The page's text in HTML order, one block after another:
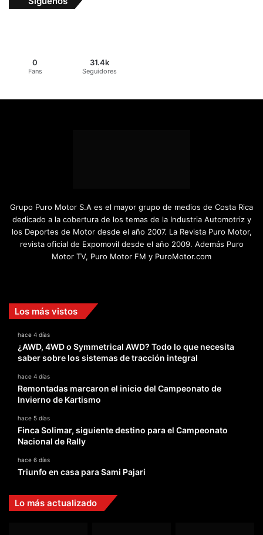
0
Fans
31.4k
Seguidores
Grupo Puro Motor S.A es el mayor grupo de medios de Costa Rica
dedicado a la cobertura de los temas de la Industria Automotriz y
los Deportes de Motor desde el año 2007. La Revista Puro Motor,
revista oficial de Expomovil desde el año 2009. Además Puro
Motor TV, Puro Motor FM y PuroMotor.com
Los más vistos
hace 4 días
¿AWD, 4WD o Symmetrical AWD? Todo lo que necesita
saber sobre los sistemas de tracción integral
hace 4 días
Remontadas marcaron el inicio del Campeonato de
Invierno de Kartismo
hace 5 días
Finca Solimar, siguiente destino para el Campeonato
Nacional de Rally
hace 6 días
Triunfo en casa para Sami Pajari
Lo más actualizado